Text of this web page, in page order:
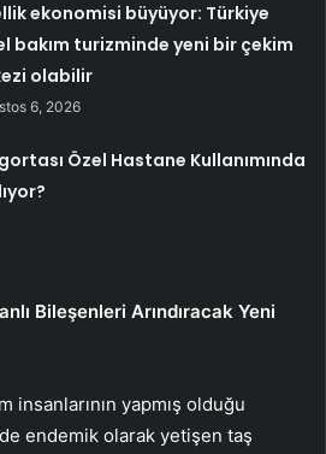
ekonomisi büyüyor: Türkiye
bakım turizminde yeni bir çekim
olabilir
6, 2026
Özel Hastane Kullanımında
Bileşenleri Arındıracak Yeni
yapmış olduğu
endemik olarak yetişen taş